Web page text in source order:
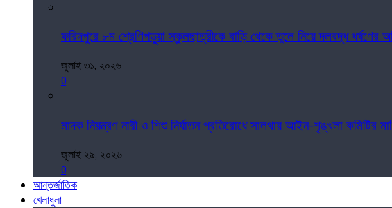
ফরিদপুরে ৮ম শ্রেণিপড়ুয়া স্কুলছাত্রীকে বাড়ি থেকে তুলে নিয়ে দলবদ্ধ
জুলাই ৩১, ২০২৬
0
মাদক নিয়ন্ত্রণ নারী ও শিশু নির্যাতন প্রতিরোধে সালথায় আইন-শৃঙ্খলা কমিটির
জুলাই ২৯, ২০২৬
0
আন্তর্জাতিক
খেলাধুলা